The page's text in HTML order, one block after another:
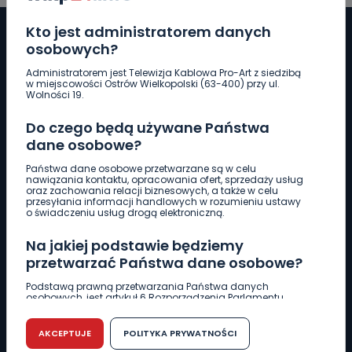
Kto jest administratorem danych
osobowych?
Administratorem jest Telewizja Kablowa Pro-Art z siedzibą
w miejscowości Ostrów Wielkopolski (63-400) przy ul.
Wolności 19.
Do czego będą używane Państwa
dane osobowe?
Państwa dane osobowe przetwarzane są w celu
nawiązania kontaktu, opracowania ofert, sprzedaży usług
oraz zachowania relacji biznesowych, a także w celu
przesyłania informacji handlowych w rozumieniu ustawy
o świadczeniu usług drogą elektroniczną.
Na jakiej podstawie będziemy
przetwarzać Państwa dane osobowe?
Podstawą prawną przetwarzania Państwa danych
osobowych, jest artykuł 6 Rozporządzenia Parlamentu
r. w sprawie ochrony osób fizycznych w związku z
przetwarzaniem danych osobowych w sprawie
swobodnego przepływu takich danych oraz uchylenia
AKCEPTUJE POLITYKA PRYWATNOŚCI
Pobierz logotyp
LINIA INTERWENCYJNA
661 997 997
REDAKCJA
62 735 22 22redakcja@wlkp24.info
DZIAŁ REKLAMY
62 735 01 85 reklama@wlkp24.info
WIADOMOŚCI